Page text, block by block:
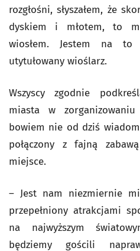
rozgłośni, słyszałem, że
dyskiem i młotem, to
wiosłem. Jestem na
utytułowany wioślarz.
Wszyscy zgodnie
miasta w
bowiem nie od dziś
połączony z fajną
miejsce.
– Jest nam niezmiernie
przepełniony atrakcjami
na najwyższym
będziemy gościli